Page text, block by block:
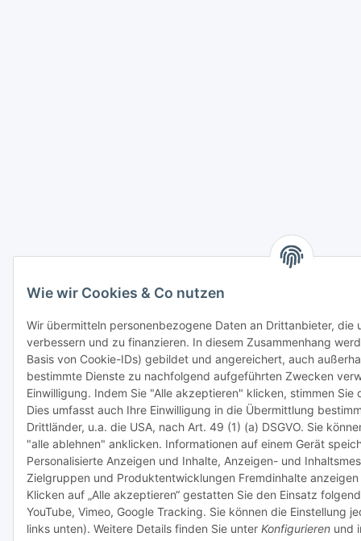
Wie wir Cookies & Co nutzen
Wir übermitteln personenbezogene Daten an Drittanbieter, die
verbessern und zu finanzieren. In diesem Zusammenhang
Basis von Cookie-IDs) gebildet und angereichert, auch
bestimmte Dienste zu nachfolgend aufgeführten Zwecken
Einwilligung. Indem Sie "Alle akzeptieren" klicken, stimmen
Dies umfasst auch Ihre Einwilligung in die Übermittlung
Drittländer, u.a. die USA, nach Art. 49 (1) (a) DSGVO. Sie
"alle ablehnen" anklicken. Informationen auf einem Gerät
Personalisierte Anzeigen und Inhalte, Anzeigen- und
Zielgruppen und Produktentwicklungen Fremdinhalte
Klicken auf „Alle akzeptieren“ gestatten Sie den Einsatz
YouTube, Vimeo, Google Tracking. Sie können die Einstellung
links unten). Weitere Details finden Sie unter Konfigurieren und